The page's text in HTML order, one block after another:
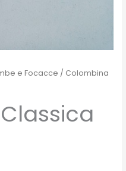
e Focacce / Colombina